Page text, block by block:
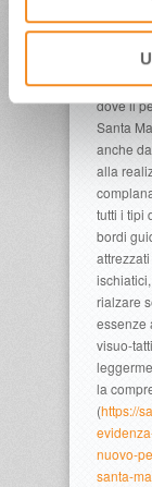
che
(
dove il
Santa
anche
alla
tutti i tipi
bordi
rialzare
essenze
visuo-
la
(https://
nuovo-
santa-